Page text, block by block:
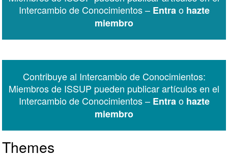
Intercambio de Conocimientos – Entrao hazte
miembro
Contribuye al Intercambio de Conocimientos:
Miembros de ISSUP pueden publicar artículos en el
Intercambio de Conocimientos – Entrao hazte
miembro
Themes